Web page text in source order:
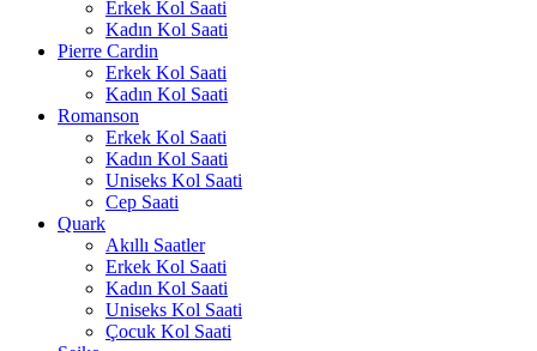
Erkek Kol Saati
Kadın Kol Saati
Pierre Cardin
Erkek Kol Saati
Kadın Kol Saati
Romanson
Erkek Kol Saati
Kadın Kol Saati
Uniseks Kol Saati
Cep Saati
Quark
Akıllı Saatler
Erkek Kol Saati
Kadın Kol Saati
Uniseks Kol Saati
Çocuk Kol Saati